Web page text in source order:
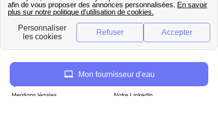
Nos outils
🛁 Simulateur consommation eau
💧 Comparer les fournisseurs
d’eau
Qui sommes-nous ?
Mentions légales
Notre LinkedIn
Mon fournisseur d'eau